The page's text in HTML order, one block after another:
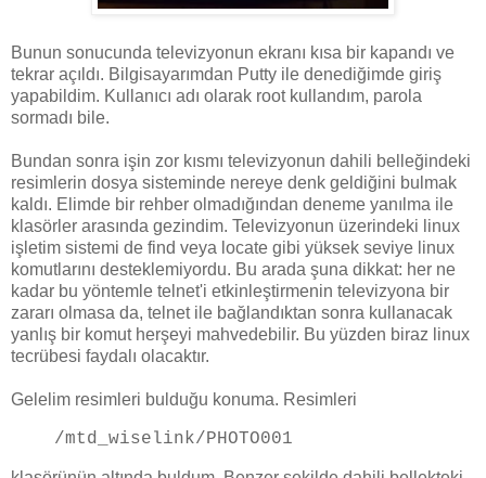
Bunun sonucunda televizyonun ekranı kısa bir kapandı ve
tekrar açıldı. Bilgisayarımdan Putty ile denediğimde giriş
yapabildim. Kullanıcı adı olarak root kullandım, parola
sormadı bile.
Bundan sonra işin zor kısmı televizyonun dahili belleğindeki
resimlerin dosya sisteminde nereye denk geldiğini bulmak
kaldı. Elimde bir rehber olmadığından deneme yanılma ile
klasörler arasında gezindim. Televizyonun üzerindeki linux
işletim sistemi de find veya locate gibi yüksek seviye linux
komutlarını desteklemiyordu. Bu arada şuna dikkat: her ne
kadar bu yöntemle telnet'i etkinleştirmenin televizyona bir
zararı olmasa da, telnet ile bağlandıktan sonra kullanacak
yanlış bir komut herşeyi mahvedebilir. Bu yüzden biraz linux
tecrübesi faydalı olacaktır.
Gelelim resimleri bulduğu konuma. Resimleri
/mtd_wiselink/PHOTO001